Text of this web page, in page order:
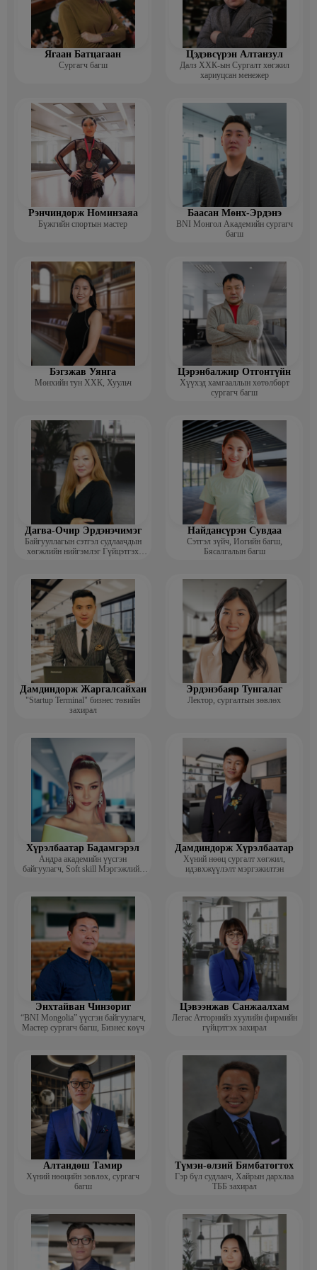
Ягаан Батцагаан
Сургагч багш
Цэдэвсүрэн Алтанзул
Далз ХХК-ын Сургалт хөгжил
хариуцсан менежер
Рэнчиндорж Номинзаяа
Бүжгийн спортын мастер
Баасан Мөнх-Эрдэнэ
BNI Монгол Академийн сургагч
багш
Бэгзжав Уянга
Мөнхийн тун ХХК, Хуульч
Цэрэнбалжир Отгонтүйн
Хүүхэд хамгааллын хөтөлбөрт
сургагч багш
Дагва-Очир Эрдэнэчимэг
Байгууллагын сэтгэл судлаачдын
хөгжлийн нийгэмлэг Гүйцэтгэх
Найдансүрэн Сувдаа
Сэтгэл зүйч, Иогийн багш,
Бясалгалын багш
Дамдиндорж Жаргалсайхан
"Startup Terminal" бизнес төвийн
захирал
Эрдэнэбаяр Тунгалаг
Лектор, сургалтын зөвлөх
Хүрэлбаатар Бадамгэрэл
Андра академийн үүсгэн
байгуулагч, Soft skill Мэргэжлийн
Дамдиндорж Хүрэлбаатар
Хүний нөөц сургалт хөгжил,
идэвхжүүлэлт мэргэжилтэн
Энхтайван Чинзориг
“BNI Mongolia” үүсгэн байгуулагч,
Мастер сургагч багш, Бизнес көүч
Цэвээнжав Санжаалхам
Легас Атторнийз хуулийн фирмийн
гүйцэтгэх захирал
Алтандөш Тамир
Хүний нөөцийн зөвлөх, сургагч
багш
Түмэн-өлзий Бямбатогтох
Гэр бүл судлаач, Хайрын дархлаа
ТББ захирал